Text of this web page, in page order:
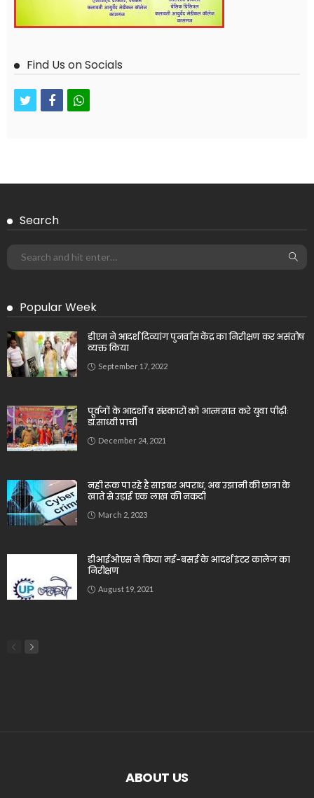
Find Us on Socials
twitterfacebookwhatsapp
Search
Popular Week
डीएम ने आदर्श दिव्यांग पुनर्वास केंद्र का निरीक्षण कर असंतोष
व्यक्त किया
September 17, 2022
पूर्वजों के आदर्शों व संस्कारों को आत्मसात करे युवा पीढ़ीः
डॉ.साध्वी प्राची
December 24, 2021
नही रूक पा रहे है साइबर अपराध, अब उझानी की छात्रा के
खाते से उड़ाई एक लाख की नकदी
March 2, 2023
डीआईओएस ने किया मई-बसई के आदर्श इंटर कालेज का
निरीक्षण
August 19, 2021
ABOUT US